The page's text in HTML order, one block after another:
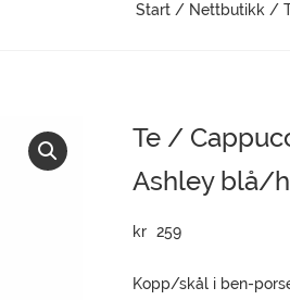
Start / Nettbutikk /
Te /
Ashley blå/
kr 259
Kopp/skål i ben-